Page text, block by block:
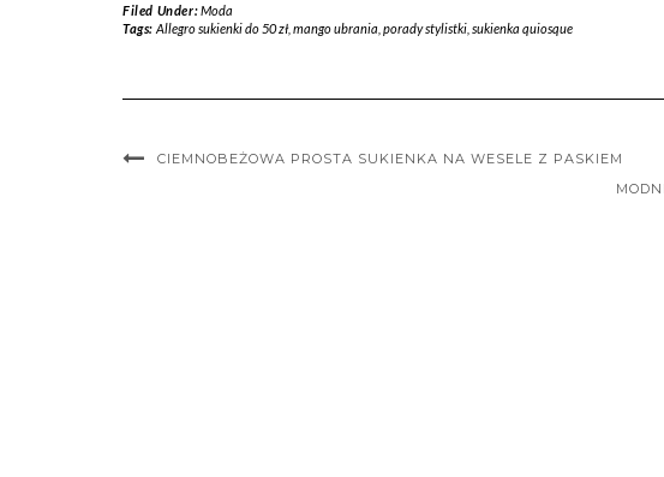
Filed Under:Moda
Tags: Allegro sukienki do 50 zł, mango ubrania porady stylistki, sukienka quiosque
CIEMNOBEŻOWA PROSTA SUKIENKA NA WESELE Z PASKIEM